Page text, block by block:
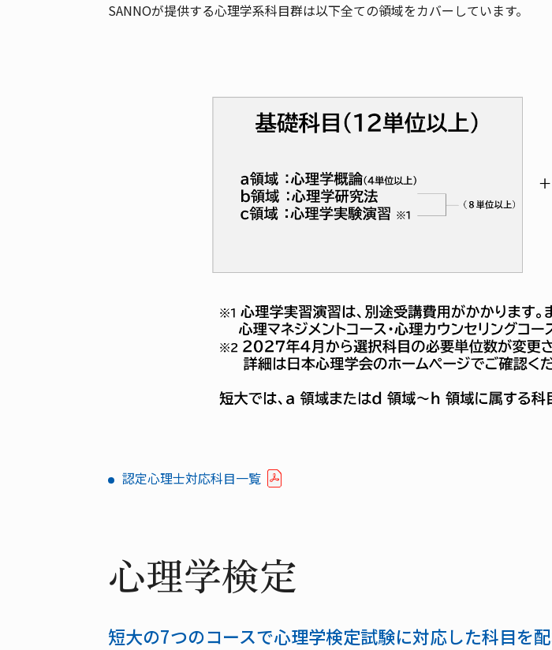
SANNOが提供する心理学系科目群は以下全ての領域をカバーしています。
認定心理士対応科目一覧
心理学検定
短大の7つのコースで心理学検定試験に対応した科目を